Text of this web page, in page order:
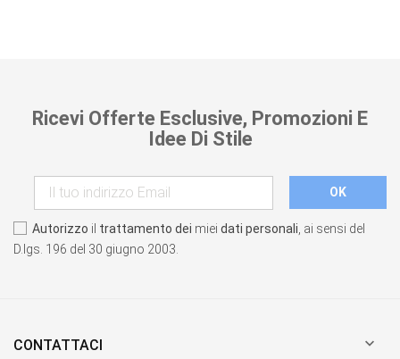
Ricevi Offerte Esclusive, Promozioni E
Idee Di Stile
Autorizzo il trattamento dei miei dati personali , ai sensi del
D.lgs. 196 del 30 giugno 2003.
CONTATTACI 